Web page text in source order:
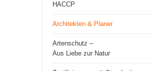
HACCP
Architekten & Planer
Artenschutz –
Aus Liebe zur Natur